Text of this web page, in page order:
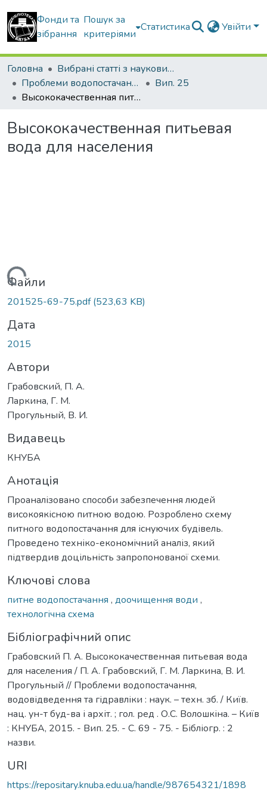
Фонди та
зібрання
Пошук за
критеріями
Статистика Увійти
Головна
Вибрані статті з наукових збірників КНУБА
Проблеми водопостачання, водовідведення та гідравліки
Вип. 25
Высококачественная питьевая вода для населения
Высококачественная питьевая
вода для населения
Вантажиться...
Файли
201525-69-75.pdf(523,63 KB)
Дата
2015
Автори
Грабовский, П. А.
Ларкина, Г. М.
Прогульный, В. И.
Видавець
КНУБА
Анотація
Проаналізовано способи забезпечення людей
високоякісною питною водою. Розроблено схему
питного водопостачання для існуючих будівель.
Проведено техніко-економічний аналіз, який
підтвердив доцільність запропонованої схеми.
Ключові слова
питне водопостачання , доочищення води ,
технологічна схема
Бібліографічний опис
Грабовский П. А. Высококачественная питьевая вода
для населения / П. А. Грабовский, Г. М. Ларкина, В. И.
Прогульный // Проблеми водопостачання,
водовідведення та гідравліки : наук. – техн. зб. / Київ.
нац. ун-т буд-ва і архіт. ; гол. ред . О.С. Волошкіна. – Київ
: КНУБА, 2015. - Вип. 25. - С. 69 - 75. - Бібліогр. : 2
назви.
URI
https://repositary.knuba.edu.ua/handle/987654321/1898